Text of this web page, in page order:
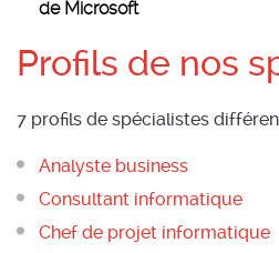
de Microsoft
Profils de nos
7 profils de spécialistes
Analyste business
Consultant informatique
Chef de projet informatique